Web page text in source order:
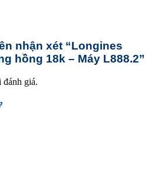
nhận xét “Longines
hồng 18k – Máy L888.2”
đánh giá.